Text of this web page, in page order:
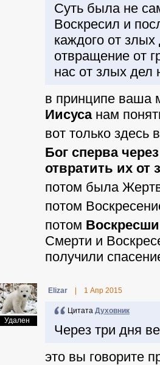
Суть была не
Воскресил и
каждого от
отвращение от
нас от злых дел
в принципе ваша
Иисусанам
вот только здесь
Бог сперва
отвратить их от
потом была
потом
потом
Смерти и
получили
Удален
Elizar 1 Апр 2015
Цитата Духовник
Через три дня
это вы говорите